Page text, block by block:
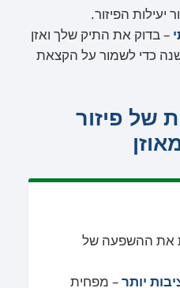
יעילות הפיזור.
– בדוק את התיק שלך ואזן
כדי לשמור על הקצאת
של פיזור
את ההשפעה של
יותר– מפחית